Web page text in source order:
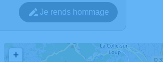
Je rends hommage
+